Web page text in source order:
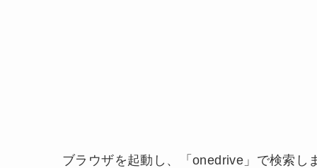
ブラウザを起動し、「onedrive」で検索し